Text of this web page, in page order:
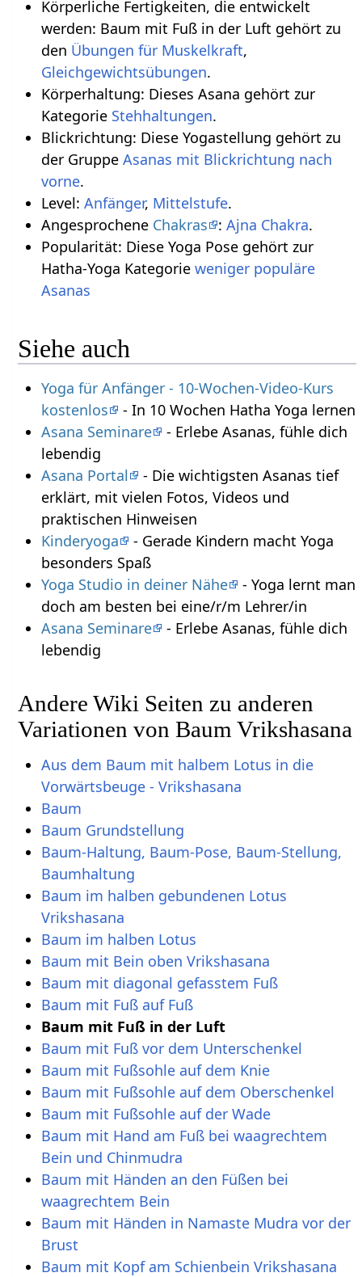
Körperliche Fertigkeiten, die entwickelt
werden: Baum mit Fuß in der Luft gehört zu
den Übungen für Muskelkraft,
Gleichgewichtsübungen.
Körperhaltung: Dieses Asana gehört zur
Kategorie Stehhaltungen.
Blickrichtung: Diese Yogastellung gehört zu
der Gruppe Asanas mit Blickrichtung nach
vorne.
Level: Anfänger, Mittelstufe.
Angesprochene Chakras : Ajna Chakra.
Popularität: Diese Yoga Pose gehört zur
Hatha-Yoga Kategorie weniger populäre
Asanas
Siehe auch
Yoga für Anfänger - 10-Wochen-Video-Kurs
kostenlos
- In 10 Wochen Hatha Yoga lernen
Asana Seminare
- Erlebe Asanas, fühle dich
lebendig
Asana Portal
- Die wichtigsten Asanas tief
erklärt, mit vielen Fotos, Videos und
praktischen Hinweisen
Kinderyoga
- Gerade Kindern macht Yoga
besonders Spaß
Yoga Studio in deiner Nähe
- Yoga lernt man
doch am besten bei eine/r/m Lehrer/in
Asana Seminare
- Erlebe Asanas, fühle dich
lebendig
Andere Wiki Seiten zu anderen
Variationen von Baum Vrikshasana
Aus dem Baum mit halbem Lotus in die
Vorwärtsbeuge - Vrikshasana
Baum
Baum Grundstellung
Baum-Haltung, Baum-Pose, Baum-Stellung,
Baumhaltung
Baum im halben gebundenen Lotus
Vrikshasana
Baum im halben Lotus
Baum mit Bein oben Vrikshasana
Baum mit diagonal gefasstem Fuß
Baum mit Fuß auf Fuß
Baum mit Fuß in der Luft
Baum mit Fuß vor dem Unterschenkel
Baum mit Fußsohle auf dem Knie
Baum mit Fußsohle auf dem Oberschenkel
Baum mit Fußsohle auf der Wade
Baum mit Hand am Fuß bei waagrechtem
Bein und Chinmudra
Baum mit Händen an den Füßen bei
waagrechtem Bein
Baum mit Händen in Namaste Mudra vor der
Brust
Baum mit Kopf am Schienbein Vrikshasana